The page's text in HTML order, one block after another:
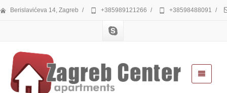
Berislavićeva 14, Zagreb / +385989121266 / +38598488091 /